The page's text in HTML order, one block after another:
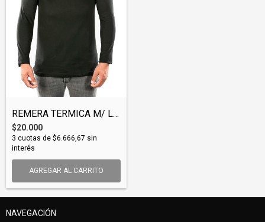
REMERA TERMICA M/ LARGA LYCRA ADULTO (TS...
$20.000
3 cuotas de $6.666,67 sin
interés
AGREGAR AL CARRITO
NAVEGACIÓN